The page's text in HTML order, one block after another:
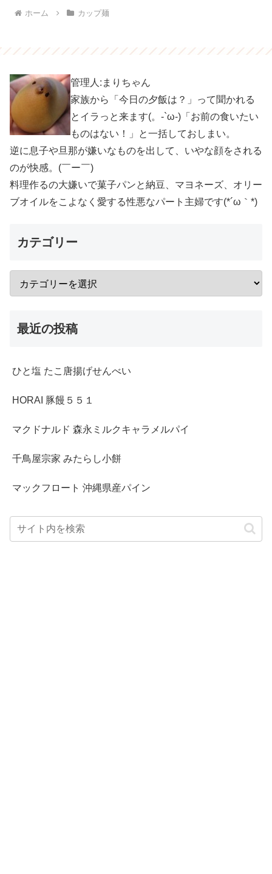
ホーム カップ麺
管理人:まりちゃん
家族から「今日の夕飯は？」って聞かれる
とイラっと来ます(。-`ω-)「お前の食いたい
ものはない！」と一括しておしまい。
逆に息子や旦那が嫌いなものを出して、いやな顔をされる
のが快感。(￣ー￣)
料理作るの大嫌いで菓子パンと納豆、マヨネーズ、オリー
ブオイルをこよなく愛する性悪なパート主婦です(*´ω｀*)
カテゴリー
最近の投稿
ひと塩 たこ唐揚げせんべい
HORAI 豚饅５５１
マクドナルド 森永ミルクキャラメルパイ
千鳥屋宗家 みたらし小餅
マックフロート 沖縄県産パイン